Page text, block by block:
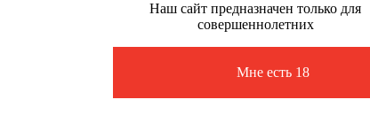
Наш сайт предназначен только для
совершеннолетних
Мне есть 18